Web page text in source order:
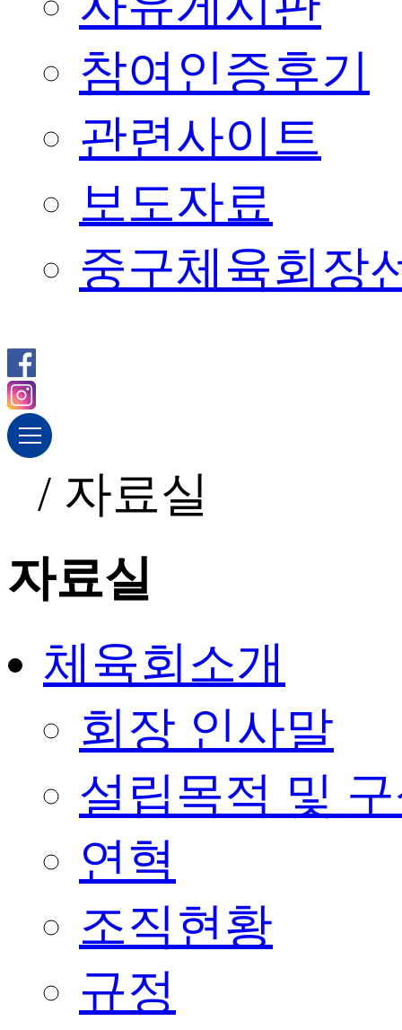
참여인증후기
관련사이트
보도자료
중구체육회장
/ 자료실
자료실
체육회소개
회장 인사말
설립목적 및
연혁
조직현황
규정